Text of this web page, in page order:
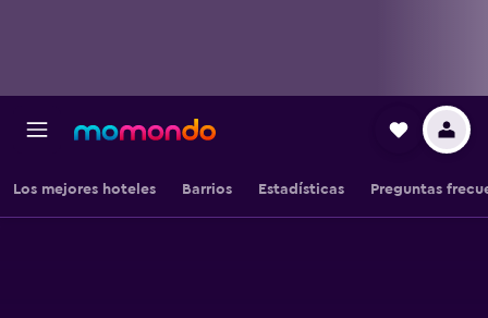
Los mejores hoteles Barrios Estadísticas Preguntas